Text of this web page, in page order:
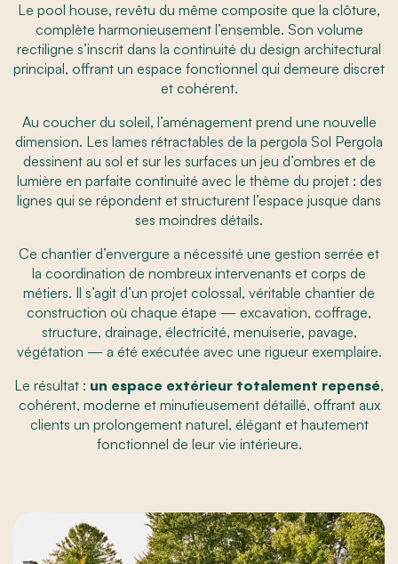
Le pool house, revêtu du même composite que la clôture,
complète harmonieusement l’ensemble. Son volume
rectiligne s’inscrit dans la continuité du design architectural
principal, offrant un espace fonctionnel qui demeure discret
et cohérent.
Au coucher du soleil, l’aménagement prend une nouvelle
dimension. Les lames rétractables de la pergola Sol Pergola
dessinent au sol et sur les surfaces un jeu d’ombres et de
lumière en parfaite continuité avec le thème du projet : des
lignes qui se répondent et structurent l’espace jusque dans
ses moindres détails.
Ce chantier d’envergure a nécessité une gestion serrée et
la coordination de nombreux intervenants et corps de
métiers. Il s’agit d’un projet colossal, véritable chantier de
construction où chaque étape — excavation, coffrage,
structure, drainage, électricité, menuiserie, pavage,
végétation — a été exécutée avec une rigueur exemplaire.
Le résultat : un espace extérieur totalement repensé,
cohérent, moderne et minutieusement détaillé, offrant aux
clients un prolongement naturel, élégant et hautement
fonctionnel de leur vie intérieure.